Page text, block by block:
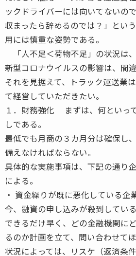
ックドライバーには向いてないの
収まったら辞めるのでは？」とい
用には慎重な姿勢である。
「人不足＜荷物不足」の状況は、
新型コロナウイルスの影響は、間
それを見据えて、トラック運送業
て経営していただきたい。
１．財務強化 まずは、何といっ
しである。
最低でも月商の３カ月分は確保し
備えなければならない。
具体的な実施事項は、下記の通り
による。
・ 資金繰りが既に悪化している
今、融資の申し込みが殺到している
できるだけ早く、どの金融機関に
るのか計画を立て、問い合わせてほ
状況によっては、リスケ（返済条